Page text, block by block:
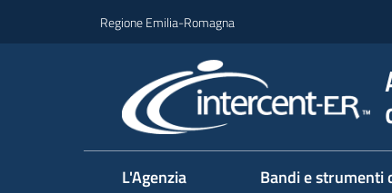
Regione Emilia-Romagna
L'Agenzia Bandi e strumenti